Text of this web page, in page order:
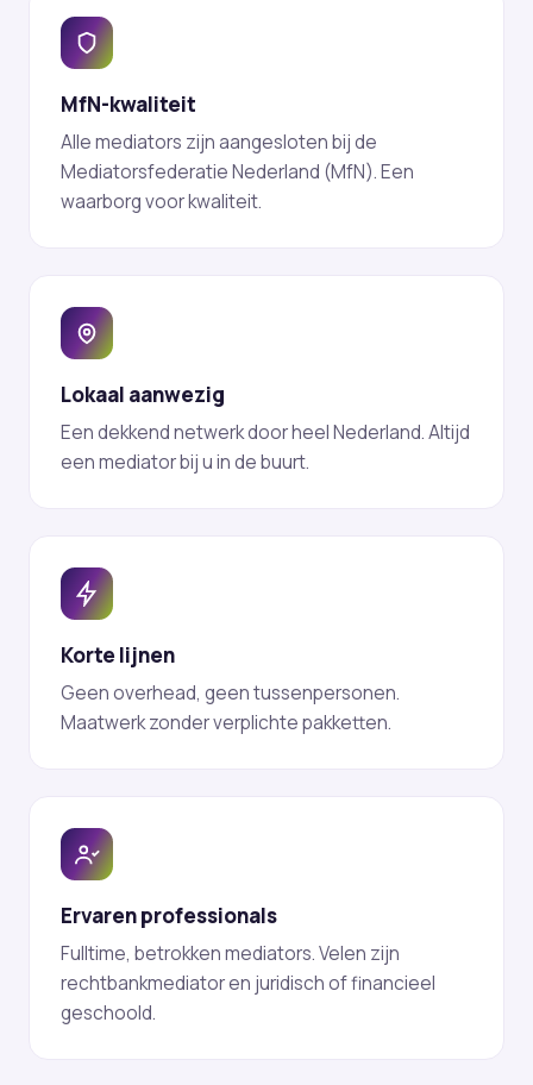
MfN-kwaliteit
Alle mediators zijn aangesloten bij de
Mediatorsfederatie Nederland (MfN). Een
waarborg voor kwaliteit.
Lokaal aanwezig
Een dekkend netwerk door heel Nederland. Altijd
een mediator bij u in de buurt.
Korte lijnen
Geen overhead, geen tussenpersonen.
Maatwerk zonder verplichte pakketten.
Ervaren professionals
Fulltime, betrokken mediators. Velen zijn
rechtbankmediator en juridisch of financieel
geschoold.